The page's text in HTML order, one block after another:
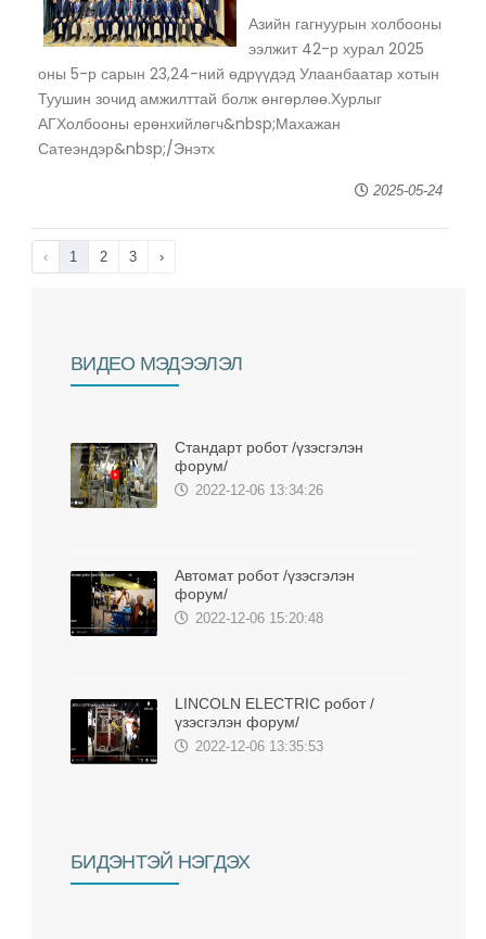
Азийн гагнуурын холбооны
ээлжит 42-р хурал 2025
оны 5-р сарын 23,24-ний өдрүүдэд Улаанбаатар хотын
Туушин зочид амжилттай болж өнгөрлөө.Хурлыг
АГХолбооны ерөнхийлөгч&nbsp;Махажан
Сатеэндэр&nbsp;/Энэтх
2025-05-24
‹ 1 2 3 ›
BИДЕО МЭДЭЭЛЭЛ
Стандарт робот /үзэсгэлэн
форум/
2022-12-06 13:34:26
Автомат робот /үзэсгэлэн
форум/
2022-12-06 15:20:48
LINCOLN ELECTRIC робот /
үзэсгэлэн форум/
2022-12-06 13:35:53
БИДЭНТЭЙ НЭГДЭХ